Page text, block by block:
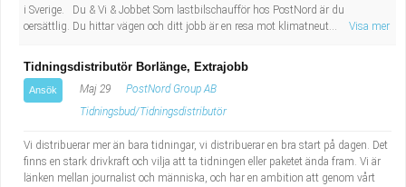
i Sverige. Du & Vi & Jobbet Som lastbilschaufför hos PostNord är du
oersättlig. Du hittar vägen och ditt jobb är en resa mot klimatneut...
Visa mer
Tidningsdistributör Borlänge, Extrajobb
Ansök Maj 29
PostNord Group AB
Tidningsbud/Tidningsdistributör
Vi distribuerar mer än bara tidningar, vi distribuerar en bra start på dagen. Det
finns en stark drivkraft och vilja att ta tidningen eller paketet ända fram. Vi är
länken mellan journalist och människa, och har en ambition att genom vårt